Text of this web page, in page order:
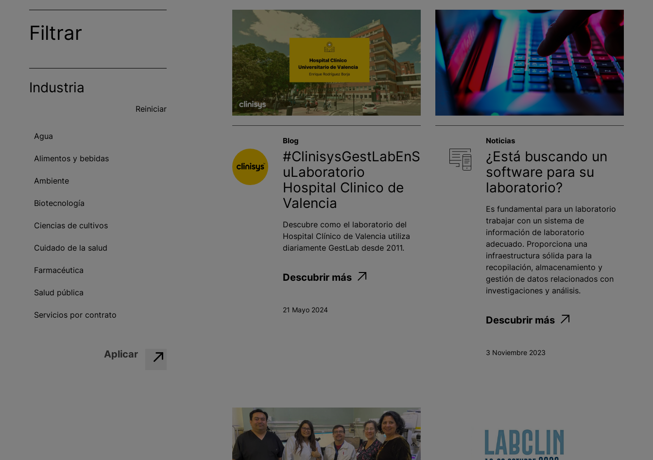
Filtrar
Industria
Reiniciar
Agua
Alimentos y bebidas
Ambiente
Biotecnología
Ciencias de cultivos
Cuidado de la salud
Farmacéutica
Salud pública
Servicios por contrato
Aplicar
Blog
#ClinisysGestLabEnS
uLaboratorio
Hospital Clinico de
Valencia
Descubre como el laboratorio del
Hospital Clínico de Valencia utiliza
diariamente GestLab desde 2011.
Descubrir más
21 Mayo 2024
Noticias
¿Está buscando un
software para su
laboratorio?
Es fundamental para un laboratorio
trabajar con un sistema de
información de laboratorio
adecuado. Proporciona una
infraestructura sólida para la
recopilación, almacenamiento y
gestión de datos relacionados con
investigaciones y análisis.
Descubrir más
3 Noviembre 2023